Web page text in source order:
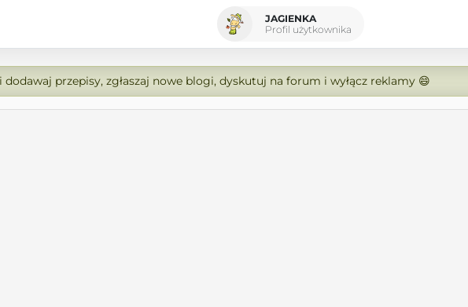
JAGIENKA
Profil użytkownika
przepisy, zgłaszaj nowe blogi, dyskutuj na forum i wyłącz reklamy 😄